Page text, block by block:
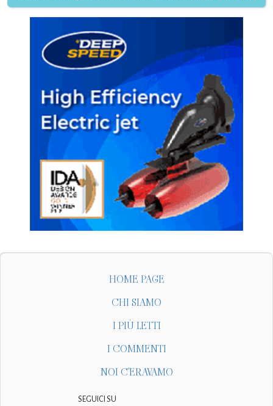
HOME PAGE
CHI SIAMO
I PIÙ LETTI
I COMMENTI
NOI C'ERAVAMO
SEGUICI SU